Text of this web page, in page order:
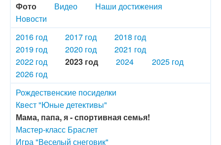
Фото
Видео
Наши достижения
Новости
2016 год
2017 год
2018 год
2019 год
2020 год
2021 год
2022 год
2023 год 2024
2025 год
2026 год
Рождественские посиделки
Квест "Юные детективы"
Мама, папа, я - спортивная семья!
Мастер-класс Браслет
Игра "Веселый снеговик"